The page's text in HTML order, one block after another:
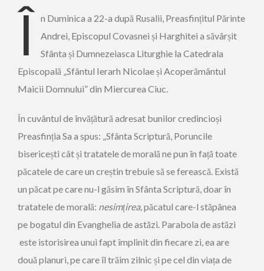
Î n Duminica a 22-a după Rusalii, Preasfințitul Părinte
Andrei, Episcopul Covasnei și Harghitei a săvârșit
Sfânta și Dumnezeiasca Liturghie la Catedrala
Episcopală „Sfântul Ierarh Nicolae și Acoperământul
Maicii Domnului” din Miercurea Ciuc.
În cuvântul de învățătură adresat bunilor credincioși
Preasfinția Sa a spus: „Sfânta Scriptură, Poruncile
bisericești cât și tratatele de morală ne pun în față toate
păcatele de care un creștin trebuie să se ferească. Există
un păcat pe care nu-l găsim în Sfânta Scriptură, doar în
tratatele de morală: nesimțirea,păcatul care-l stăpânea
pe bogatul din Evanghelia de astăzi. Parabola de astăzi
este istorisirea unui fapt împlinit din fiecare zi, ea are
două planuri, pe care îl trăim zilnic și pe cel din viața de